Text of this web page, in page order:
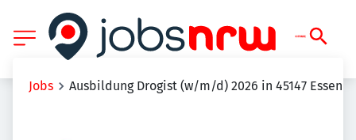
Jobs Ausbildung Drogist (w/m/d) 2026 in 45147 Essen